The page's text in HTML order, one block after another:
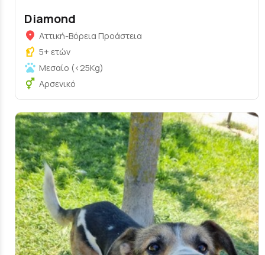
Diamond
Αττική-Βόρεια Προάστεια
5+ ετών
Μεσαίο (<25Kg)
Αρσενικό